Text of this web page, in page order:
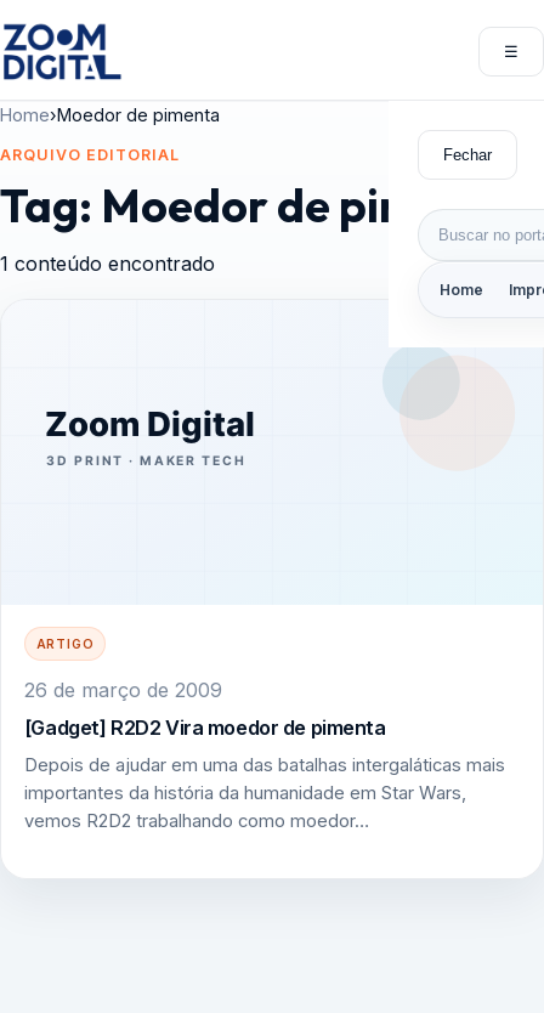
☰
Fechar
Buscar por:
Home
Home›Moedor de pimenta
ARQUIVO EDITORIAL
Tag: Moedor de pimenta
1 conteúdo encontrado
ARTIGO
26 de março de 2009
[Gadget] R2D2 Vira moedor de pimenta
Depois de ajudar em uma das batalhas intergaláticas mais
importantes da história da humanidade em Star Wars,
vemos R2D2 trabalhando como moedor…